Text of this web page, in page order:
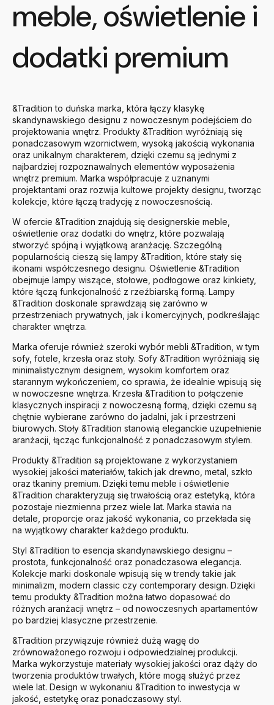
meble, oświetlenie i
dodatki premium
&Tradition to duńska marka, która łączy klasykę
skandynawskiego designu z nowoczesnym podejściem do
projektowania wnętrz. Produkty &Tradition wyróżniają się
ponadczasowym wzornictwem, wysoką jakością wykonania
oraz unikalnym charakterem, dzięki czemu są jednymi z
najbardziej rozpoznawalnych elementów wyposażenia
wnętrz premium. Marka współpracuje z uznanymi
projektantami oraz rozwija kultowe projekty designu, tworząc
kolekcje, które łączą tradycję z nowoczesnością.
W ofercie &Tradition znajdują się designerskie meble,
oświetlenie oraz dodatki do wnętrz, które pozwalają
stworzyć spójną i wyjątkową aranżację. Szczególną
popularnością cieszą się lampy &Tradition, które stały się
ikonami współczesnego designu. Oświetlenie &Tradition
obejmuje lampy wiszące, stołowe, podłogowe oraz kinkiety,
które łączą funkcjonalność z rzeźbiarską formą. Lampy
&Tradition doskonale sprawdzają się zarówno w
przestrzeniach prywatnych, jak i komercyjnych, podkreślając
charakter wnętrza.
Marka oferuje również szeroki wybór mebli &Tradition, w tym
sofy, fotele, krzesła oraz stoły. Sofy &Tradition wyróżniają się
minimalistycznym designem, wysokim komfortem oraz
starannym wykończeniem, co sprawia, że idealnie wpisują się
w nowoczesne wnętrza. Krzesła &Tradition to połączenie
klasycznych inspiracji z nowoczesną formą, dzięki czemu są
chętnie wybierane zarówno do jadalni, jak i przestrzeni
biurowych. Stoły &Tradition stanowią eleganckie uzupełnienie
aranżacji, łącząc funkcjonalność z ponadczasowym stylem.
Produkty &Tradition są projektowane z wykorzystaniem
wysokiej jakości materiałów, takich jak drewno, metal, szkło
oraz tkaniny premium. Dzięki temu meble i oświetlenie
&Tradition charakteryzują się trwałością oraz estetyką, która
pozostaje niezmienna przez wiele lat. Marka stawia na
detale, proporcje oraz jakość wykonania, co przekłada się
na wyjątkowy charakter każdego produktu.
Styl &Tradition to esencja skandynawskiego designu –
prostota, funkcjonalność oraz ponadczasowa elegancja.
Kolekcje marki doskonale wpisują się w trendy takie jak
minimalizm, modern classic czy contemporary design. Dzięki
temu produkty &Tradition można łatwo dopasować do
różnych aranżacji wnętrz – od nowoczesnych apartamentów
po bardziej klasyczne przestrzenie.
&Tradition przywiązuje również dużą wagę do
zrównoważonego rozwoju i odpowiedzialnej produkcji.
Marka wykorzystuje materiały wysokiej jakości oraz dąży do
tworzenia produktów trwałych, które mogą służyć przez
wiele lat. Design w wykonaniu &Tradition to inwestycja w
jakość, estetykę oraz ponadczasowy styl.